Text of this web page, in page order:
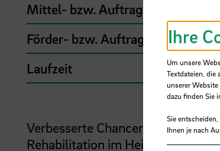
Mittel- bzw. Auftragsgeber
Förder- bzw. Auftragssumme
Laufzeit
Verbesserte Chancen der
Rehabilitation im Heim - Viele
Ihre
Um unsere
Textdateien, die
unserer
dazu finden Sie
Sie
Ihnen je nach